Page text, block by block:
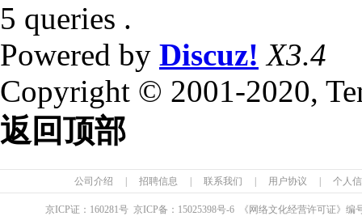
5 queries .
Powered by Discuz! X3.4
Copyright © 2001-2020,
返回顶部
公司介绍 招聘信息 联系我们 用户协议 个人
京ICP证： 160281号 京ICP备： 15025398号-6 《网络文化经营许可证》编